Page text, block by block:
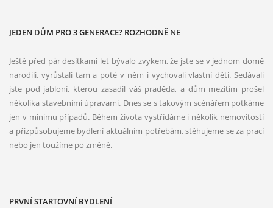
JEDEN DŮM PRO 3 GENERACE? ROZHODNĚ NE
Ještě před pár desítkami let bývalo zvykem, že jste se v jednom domě
narodili, vyrůstali tam a poté v něm i vychovali vlastní děti. Sedávali
jste pod jabloní, kterou zasadil váš praděda, a dům mezitím prošel
několika stavebními úpravami. Dnes se s takovým scénářem potkáme
jen v minimu případů. Během života vystřídáme i několik nemovitostí
a přizpůsobujeme bydlení aktuálním potřebám, stěhujeme se za prací
nebo jen toužíme po změně.
PRVNÍ STARTOVNÍ BYDLENÍ